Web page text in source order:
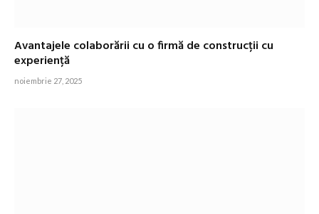
Avantajele colaborării cu o firmă de construcții cu
experiență
noiembrie 27, 2025